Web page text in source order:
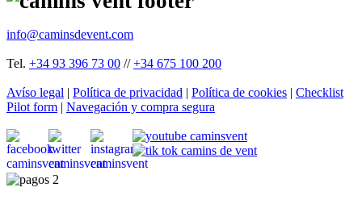
info@caminsdevent.com
Tel. +34 93 396 73 00 //+34 675 100 200
Avíso legal | Política de privacidad | Política de cookies | Checklist
Pilot form | Navegación y compra segura